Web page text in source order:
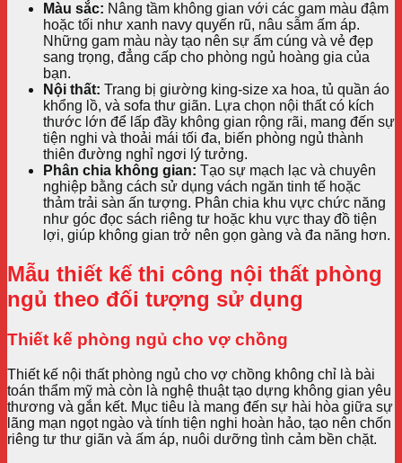
Màu sắc: Nâng tầm không gian với các gam màu đậm
hoặc tối như xanh navy quyến rũ, nâu sẫm ấm áp.
Những gam màu này tạo nên sự ấm cúng và vẻ đẹp
sang trọng, đẳng cấp cho phòng ngủ hoàng gia của
bạn.
Nội thất: Trang bị giường king-size xa hoa, tủ quần áo
khổng lồ, và sofa thư giãn. Lựa chọn nội thất có kích
thước lớn để lấp đầy không gian rộng rãi, mang đến sự
tiện nghi và thoải mái tối đa, biến phòng ngủ thành
thiên đường nghỉ ngơi lý tưởng.
Phân chia không gian: Tạo sự mạch lạc và chuyên
nghiệp bằng cách sử dụng vách ngăn tinh tế hoặc
thảm trải sàn ấn tượng. Phân chia khu vực chức năng
như góc đọc sách riêng tư hoặc khu vực thay đồ tiện
lợi, giúp không gian trở nên gọn gàng và đa năng hơn.
Mẫu thiết kế thi công nội thất phòng
ngủ theo đối tượng sử dụng
Thiết kế phòng ngủ cho vợ chồng
Thiết kế nội thất phòng ngủ cho vợ chồng không chỉ là bài
toán thẩm mỹ mà còn là nghệ thuật tạo dựng không gian yêu
thương và gắn kết. Mục tiêu là mang đến sự hài hòa giữa sự
lãng mạn ngọt ngào và tính tiện nghi hoàn hảo, tạo nên chốn
riêng tư thư giãn và ấm áp, nuôi dưỡng tình cảm bền chặt.